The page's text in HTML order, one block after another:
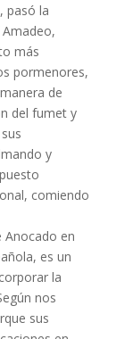
, pasó la
más
pormenores,
de
del fumet y
y
comiendo
Anocado en
es un
la
nos
sus